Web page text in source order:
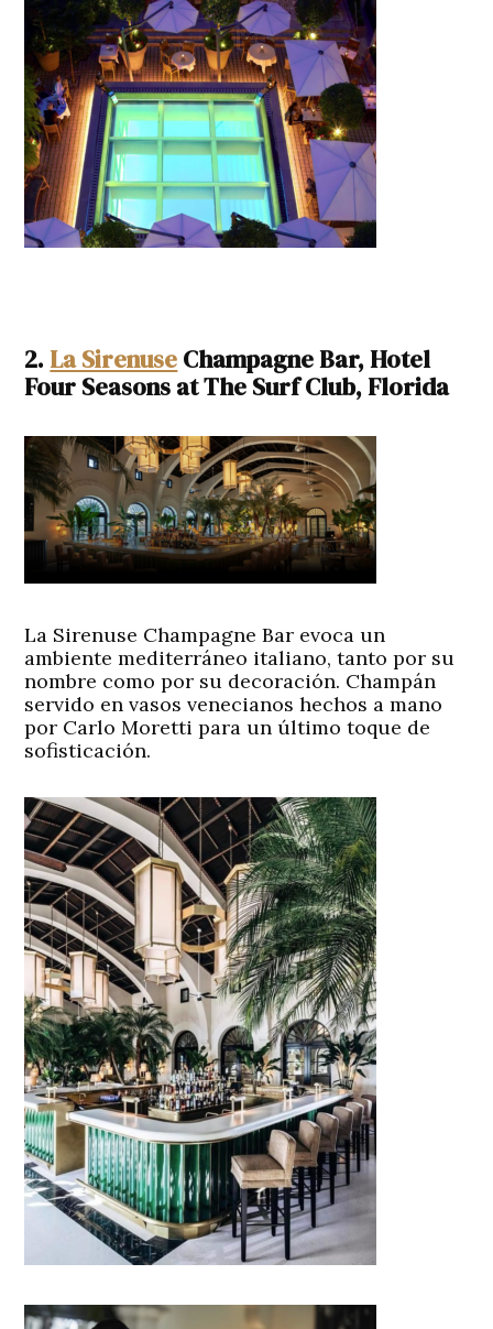
2.La Sirenuse Champagne Bar, Hotel
Four Seasons at The Surf Club, Florida
La Sirenuse Champagne Bar evoca un
ambiente mediterráneo italiano, tanto por su
nombre como por su decoración. Champán
servido en vasos venecianos hechos a mano
por Carlo Moretti para un último toque de
sofisticación.